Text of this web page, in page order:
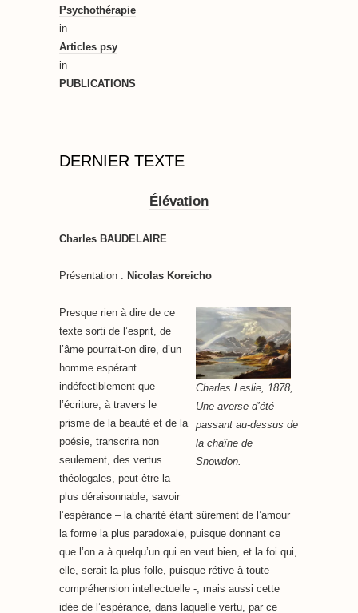
Psychothérapie
in
Articles psy
in
PUBLICATIONS
DERNIER TEXTE
Élévation
Charles BAUDELAIRE
Présentation : Nicolas Koreicho
Charles Leslie, 1878,
Une averse d’été
passant au-dessus de
la chaîne de
Snowdon.
Presque rien à dire de ce
texte sorti de l’esprit, de
l’âme pourrait-on dire, d’un
homme espérant
indéfectiblement que
l’écriture, à travers le
prisme de la beauté et de la
poésie, transcrira non
seulement, des vertus
théologales, peut-être la
plus déraisonnable, savoir
l’espérance – la charité étant sûrement de l’amour
la forme la plus paradoxale, puisque donnant ce
que l’on a à quelqu’un qui en veut bien, et la foi qui,
elle, serait la plus folle, puisque rétive à toute
compréhension intellectuelle -, mais aussi cette
idée de l’espérance, dans laquelle vertu, par ce